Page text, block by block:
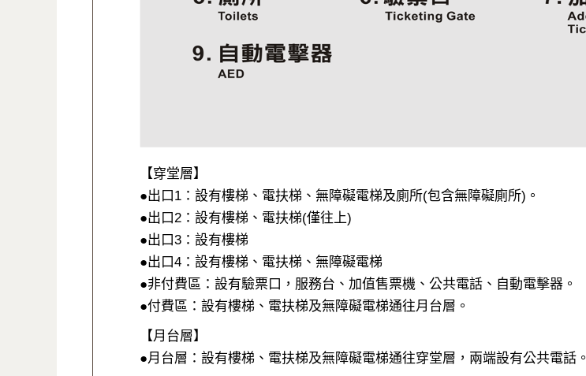
【穿堂層】
●出口1：設有樓梯、電扶梯、無障礙電梯及廁所(包含無障礙廁所)。
●出口2：設有樓梯、電扶梯(僅往上)
●出口3：設有樓梯
●出口4：設有樓梯、電扶梯、無障礙電梯
●非付費區：設有驗票口，服務台、加值售票機、公共電話、自動電擊器。
●付費區：設有樓梯、電扶梯及無障礙電梯通往月台層。
【月台層】
●月台層：設有樓梯、電扶梯及無障礙電梯通往穿堂層，兩端設有公共電話。